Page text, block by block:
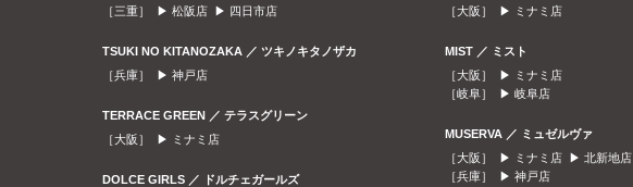
［三重］ ▶ 松阪店 ▶ 四日市店
TSUKI NO KITANOZAKA ／ ツキノキタノザカ
［兵庫］ ▶ 神戸店
TERRACE GREEN ／ テラスグリーン
［大阪］ ▶
ミナミ店
DOLCE GIRLS ／ ドルチェガールズ
［大阪］ ▶
ミナミ店
MIST ／ ミスト
［大阪］ ▶
ミナミ店
［岐阜］ ▶ 岐阜店
MUSERVA ／ ミュゼルヴァ
［大阪］ ▶
ミナミ店 ▶ 北新地店
［兵庫］ ▶ 神戸店